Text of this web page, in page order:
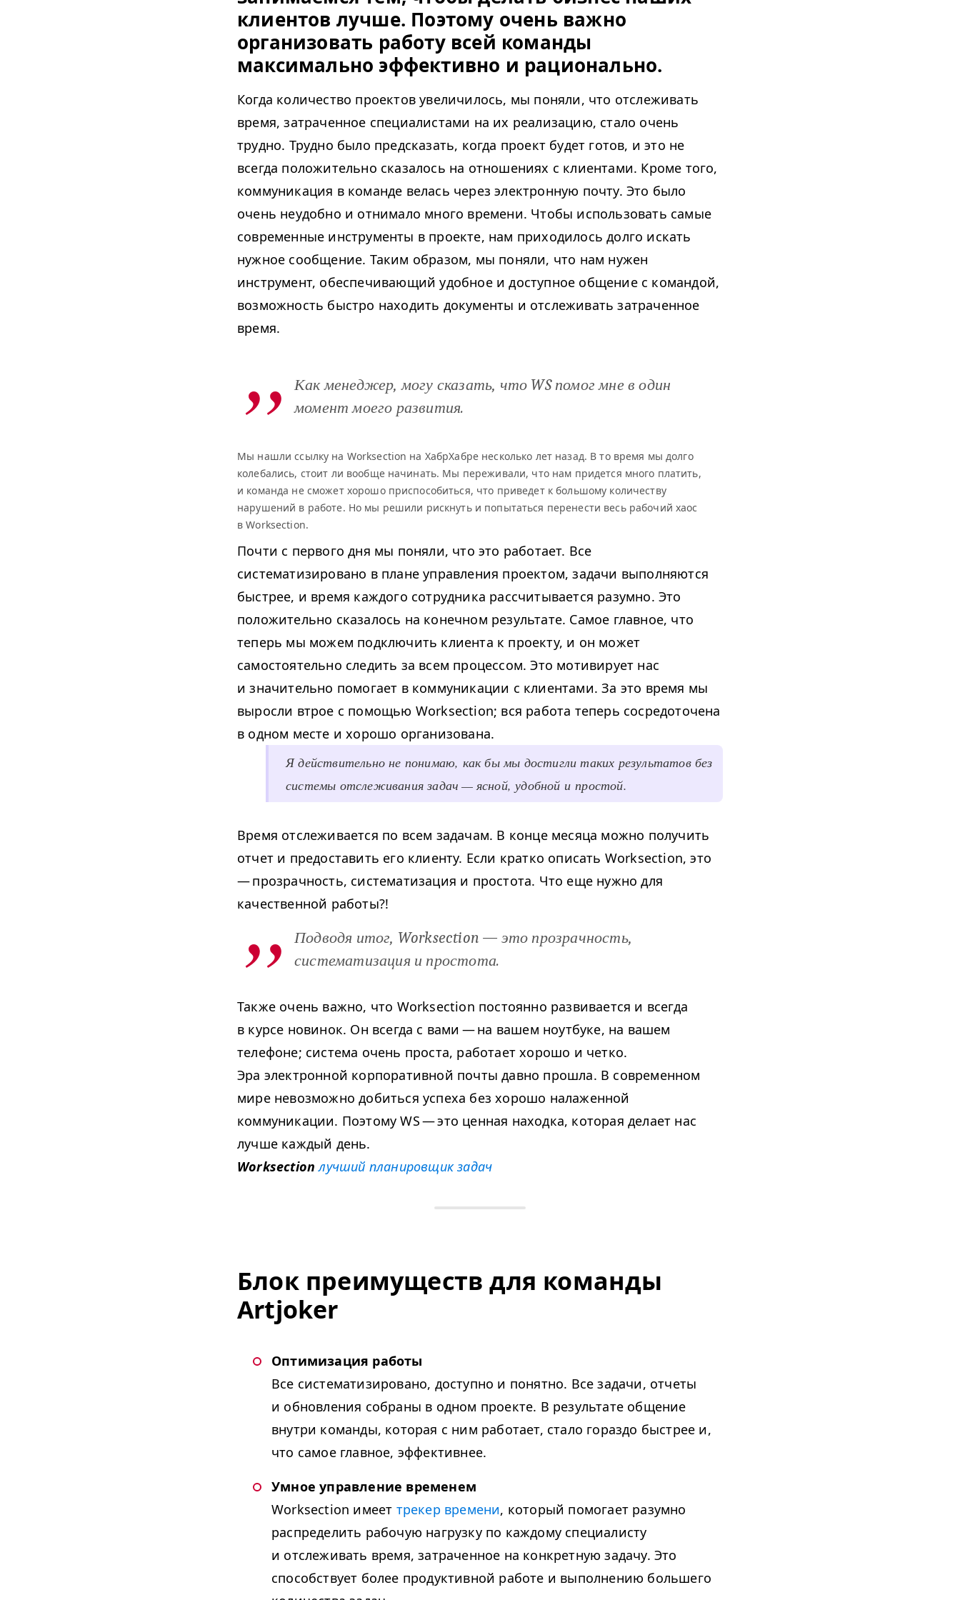
клиентов лучше. Поэтому очень важно
организовать работу всей команды
максимально эффективно и рационально.
Когда количество проектов увеличилось, мы поняли, что отслеживать
время, затраченное специалистами на их реализацию, стало очень
трудно. Трудно было предсказать, когда проект будет готов, и это не
всегда положительно сказалось на отношениях с клиентами. Кроме того,
коммуникация в команде велась через электронную почту. Это было
очень неудобно и отнимало много времени. Чтобы использовать самые
современные инструменты в проекте, нам приходилось долго искать
нужное сообщение. Таким образом, мы поняли, что нам нужен
инструмент, обеспечивающий удобное и доступное общение с командой,
возможность быстро находить документы и отслеживать затраченное
время.
Как менеджер, могу сказать, что WSпомог мне в один
момент моего развития.
Мы нашли ссылку на Work­sec­tion на ХабрХабре несколько лет назад. В то время мы долго
колебались, стоит ли вообще начинать. Мы переживали, что нам придется много платить,
и команда не сможет хорошо приспособиться, что приведет к большому количеству
нарушений в работе. Но мы решили рискнуть и попытаться перенести весь рабочий хаос
в Worksection.
Почти с первого дня мы поняли, что это работает. Все
систематизировано в плане управления проектом, задачи выполняются
быстрее, и время каждого сотрудника рассчитывается разумно. Это
положительно сказалось на конечном результате. Самое главное, что
теперь мы можем подключить клиента к проекту, и он может
самостоятельно следить за всем процессом. Это мотивирует нас
и значительно помогает в коммуникации с клиентами. За это время мы
выросли втрое с помощью Work­sec­tion; вся работа теперь сосредоточена
в одном месте и хорошо организована.
Я действительно не понимаю, как бы мы достигли таких результатов без
системы отслеживания задач — ясной, удобной и простой.
Время отслеживается по всем задачам. В конце месяца можно получить
отчет и предоставить его клиенту. Если кратко описать Work­sec­tion, это
— прозрачность, систематизация и простота. Что еще нужно для
качественной работы?!
Подводя итог, Work­sec­tion — это прозрачность,
систематизация и простота.
Также очень важно, что Work­sec­tion постоянно развивается и всегда
в курсе новинок. Он всегда с вами — на вашем ноутбуке, на вашем
телефоне; система очень проста, работает хорошо и четко.
Эра электронной корпоративной почты давно прошла. В современном
мире невозможно добиться успеха без хорошо налаженной
коммуникации. ПоэтомуWS— это ценная находка, которая делает нас
лучше каждый день.
Work­sec­tion лучший планировщик задач
Блок преимуществ для команды
Artjoker
Оптимизация работы
Все систематизировано, доступно и понятно. Все задачи, отчеты
и обновления собраны в одном проекте. В результате общение
внутри команды, которая с ним работает, стало гораздо быстрее и,
что самое главное, эффективнее.
Умное управление временем
Work­sec­tion имеет трекер времени, который помогает разумно
распределить рабочую нагрузку по каждому специалисту
и отслеживать время, затраченное на конкретную задачу. Это
способствует более продуктивной работе и выполнению большего